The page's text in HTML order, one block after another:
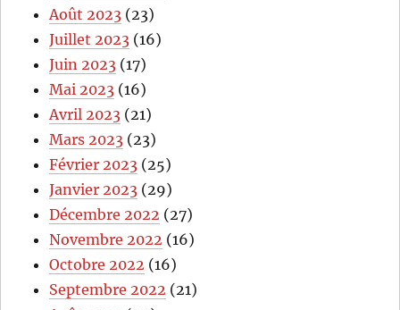
Août 2023 (23)
Juillet 2023 (16)
Juin 2023 (17)
Mai 2023 (16)
Avril 2023 (21)
Mars 2023 (23)
Février 2023 (25)
Janvier 2023 (29)
Décembre 2022 (27)
Novembre 2022 (16)
Octobre 2022 (16)
Septembre 2022 (21)